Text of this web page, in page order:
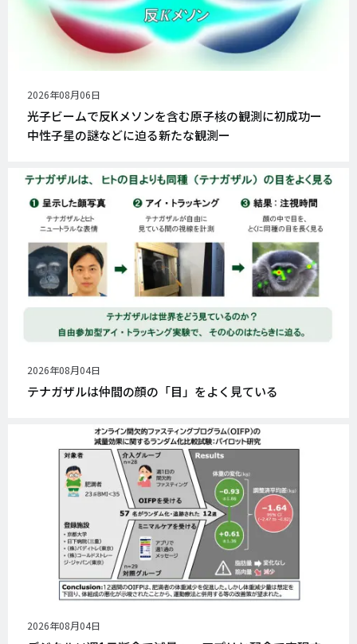
公
開
日
2026年08月06日
光子ビームで反Kメソンを含む原子核の観測に初成功ー
中性子星の謎などに迫る新たな観測ー
公
開
日
2026年08月04日
テナガザルは仲間の顔の「目」をよく見ている
公
開
2026年08月04日